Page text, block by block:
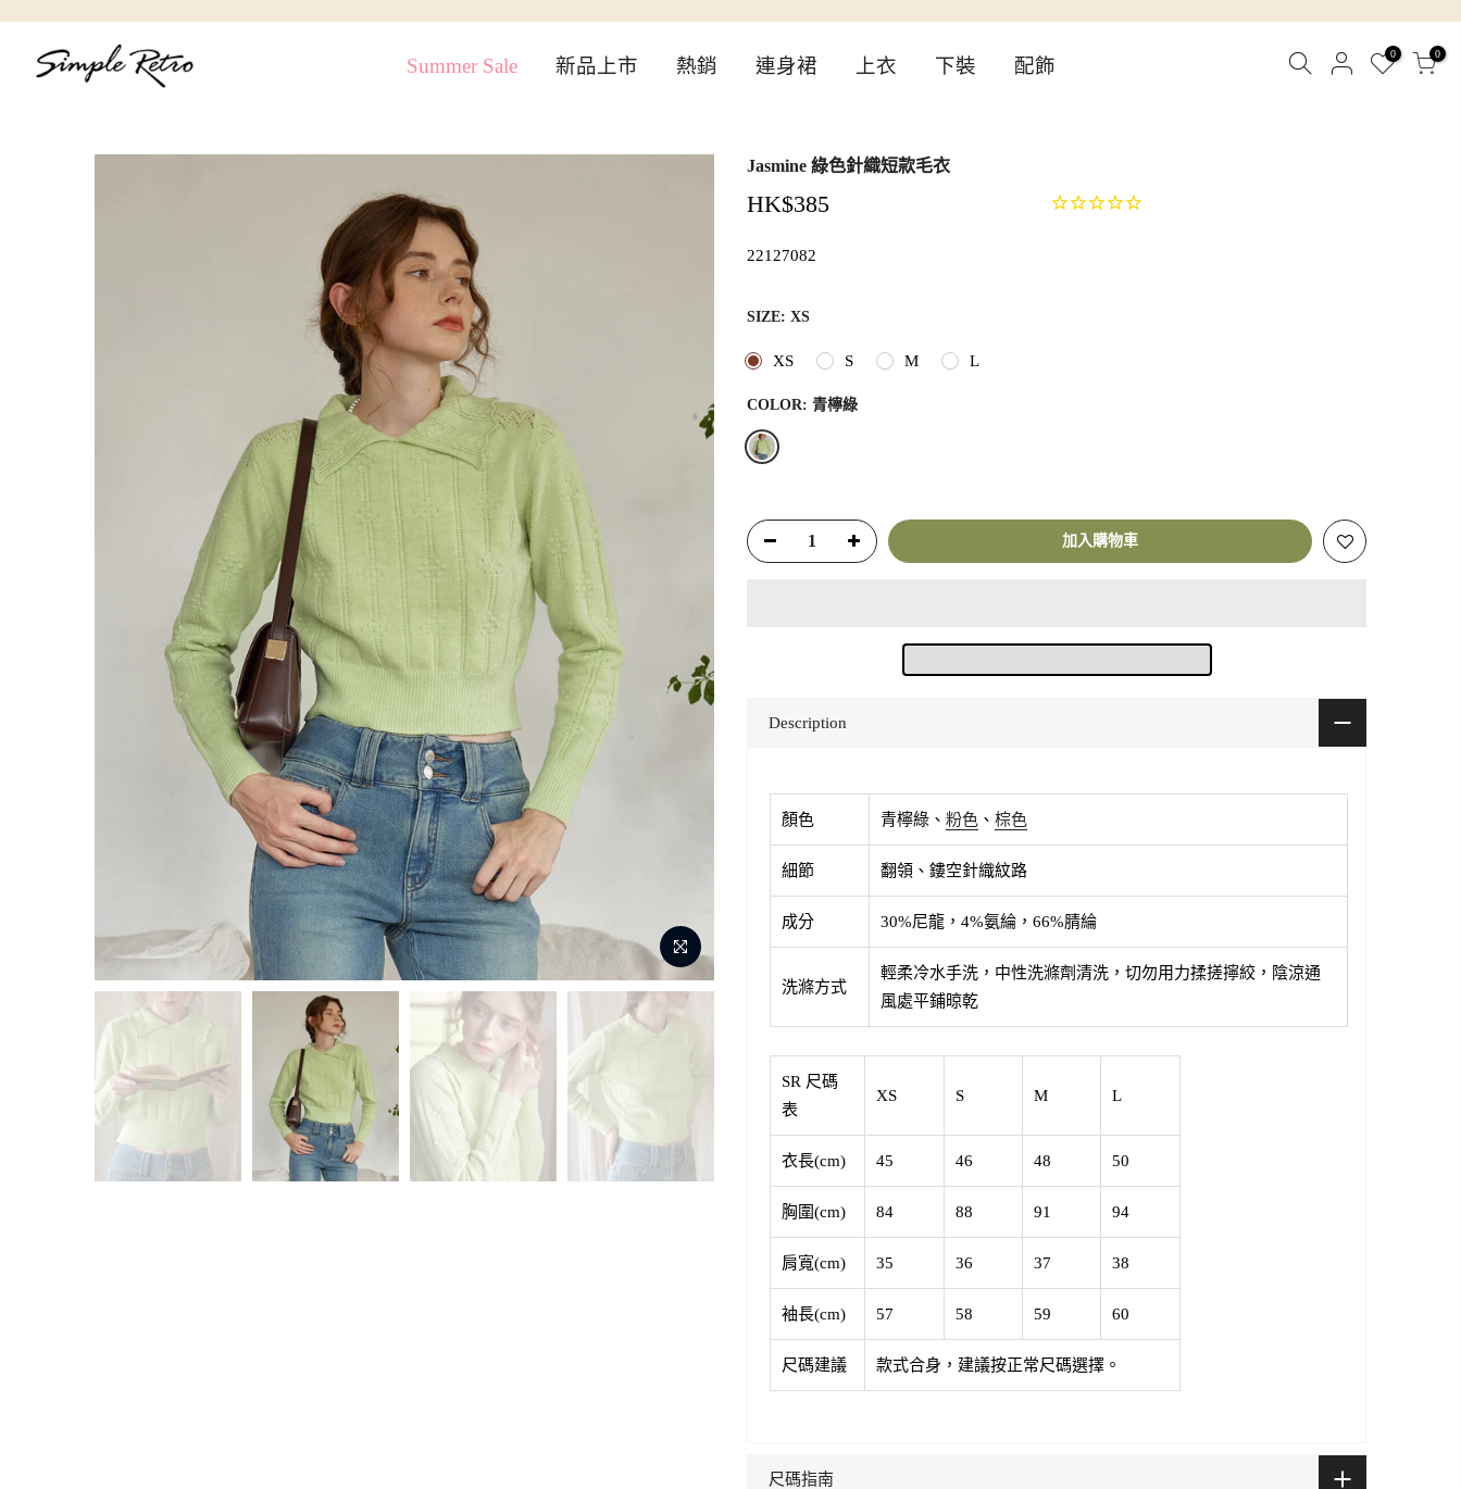
Summer Sale 新品上市 熱銷 連身裙 上衣 下裝 配飾
0 0
Jasmine 綠色針織短款毛衣
HK$385
22127082
SIZE: XS
XS S M L
COLOR: 青檸綠
加入購物車
Description
顏色 青檸綠、 粉色 、 棕色
細節 翻領、鏤空針織紋路
成分 30%尼龍，4%氨綸，66%腈綸
洗滌方式
輕柔冷水手洗，中性洗滌劑清洗，切勿用力揉搓擰絞，陰涼通
風處平鋪晾乾
SR 尺碼
表
XS S M L
衣長(cm) 45 46 48 50
胸圍(cm) 84 88 91 94
肩寬(cm) 35 36 37 38
袖長(cm) 57 58 59 60
尺碼建議 款式合身，建議按正常尺碼選擇。
尺碼指南